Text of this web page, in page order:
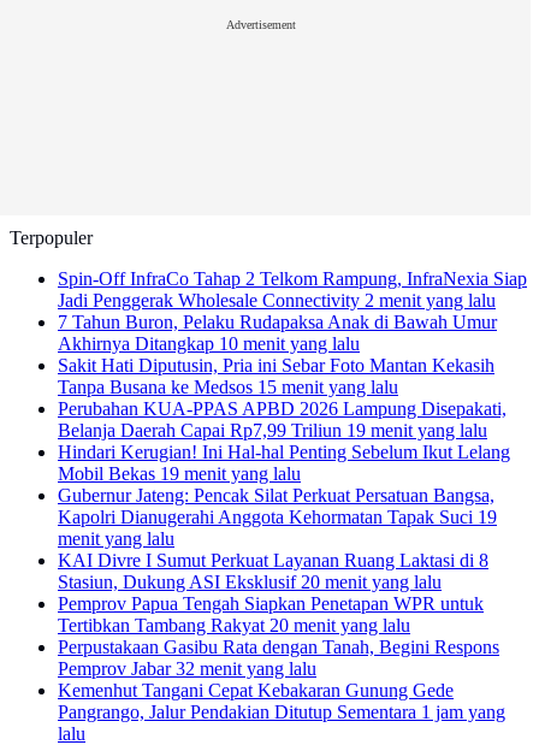
Advertisement
Terpopuler
Spin-Off InfraCo Tahap 2 Telkom Rampung, InfraNexia Siap
Jadi Penggerak Wholesale Connectivity 2 menit yang lalu
7 Tahun Buron, Pelaku Rudapaksa Anak di Bawah Umur
Akhirnya Ditangkap 10 menit yang lalu
Sakit Hati Diputusin, Pria ini Sebar Foto Mantan Kekasih
Tanpa Busana ke Medsos 15 menit yang lalu
Perubahan KUA-PPAS APBD 2026 Lampung Disepakati,
Belanja Daerah Capai Rp7,99 Triliun 19 menit yang lalu
Hindari Kerugian! Ini Hal-hal Penting Sebelum Ikut Lelang
Mobil Bekas 19 menit yang lalu
Gubernur Jateng: Pencak Silat Perkuat Persatuan Bangsa,
Kapolri Dianugerahi Anggota Kehormatan Tapak Suci 19
menit yang lalu
KAI Divre I Sumut Perkuat Layanan Ruang Laktasi di 8
Stasiun, Dukung ASI Eksklusif 20 menit yang lalu
Pemprov Papua Tengah Siapkan Penetapan WPR untuk
Tertibkan Tambang Rakyat 20 menit yang lalu
Perpustakaan Gasibu Rata dengan Tanah, Begini Respons
Pemprov Jabar32 menit yang lalu
Kemenhut Tangani Cepat Kebakaran Gunung Gede
Pangrango, Jalur Pendakian Ditutup Sementara 1 jam yang
lalu